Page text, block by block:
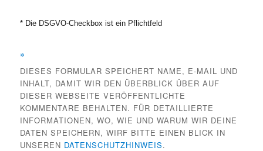
* Die DSGVO-Checkbox ist ein Pflichtfeld
*
DIESES FORMULAR SPEICHERT NAME, E-MAIL UND
INHALT, DAMIT WIR DEN ÜBERBLICK ÜBER AUF
DIESER WEBSEITE VERÖFFENTLICHTE
KOMMENTARE BEHALTEN. FÜR DETAILLIERTE
INFORMATIONEN, WO, WIE UND WARUM WIR DEINE
DATEN SPEICHERN, WIRF BITTE EINEN BLICK IN
UNSEREN DATENSCHUTZHINWEIS.